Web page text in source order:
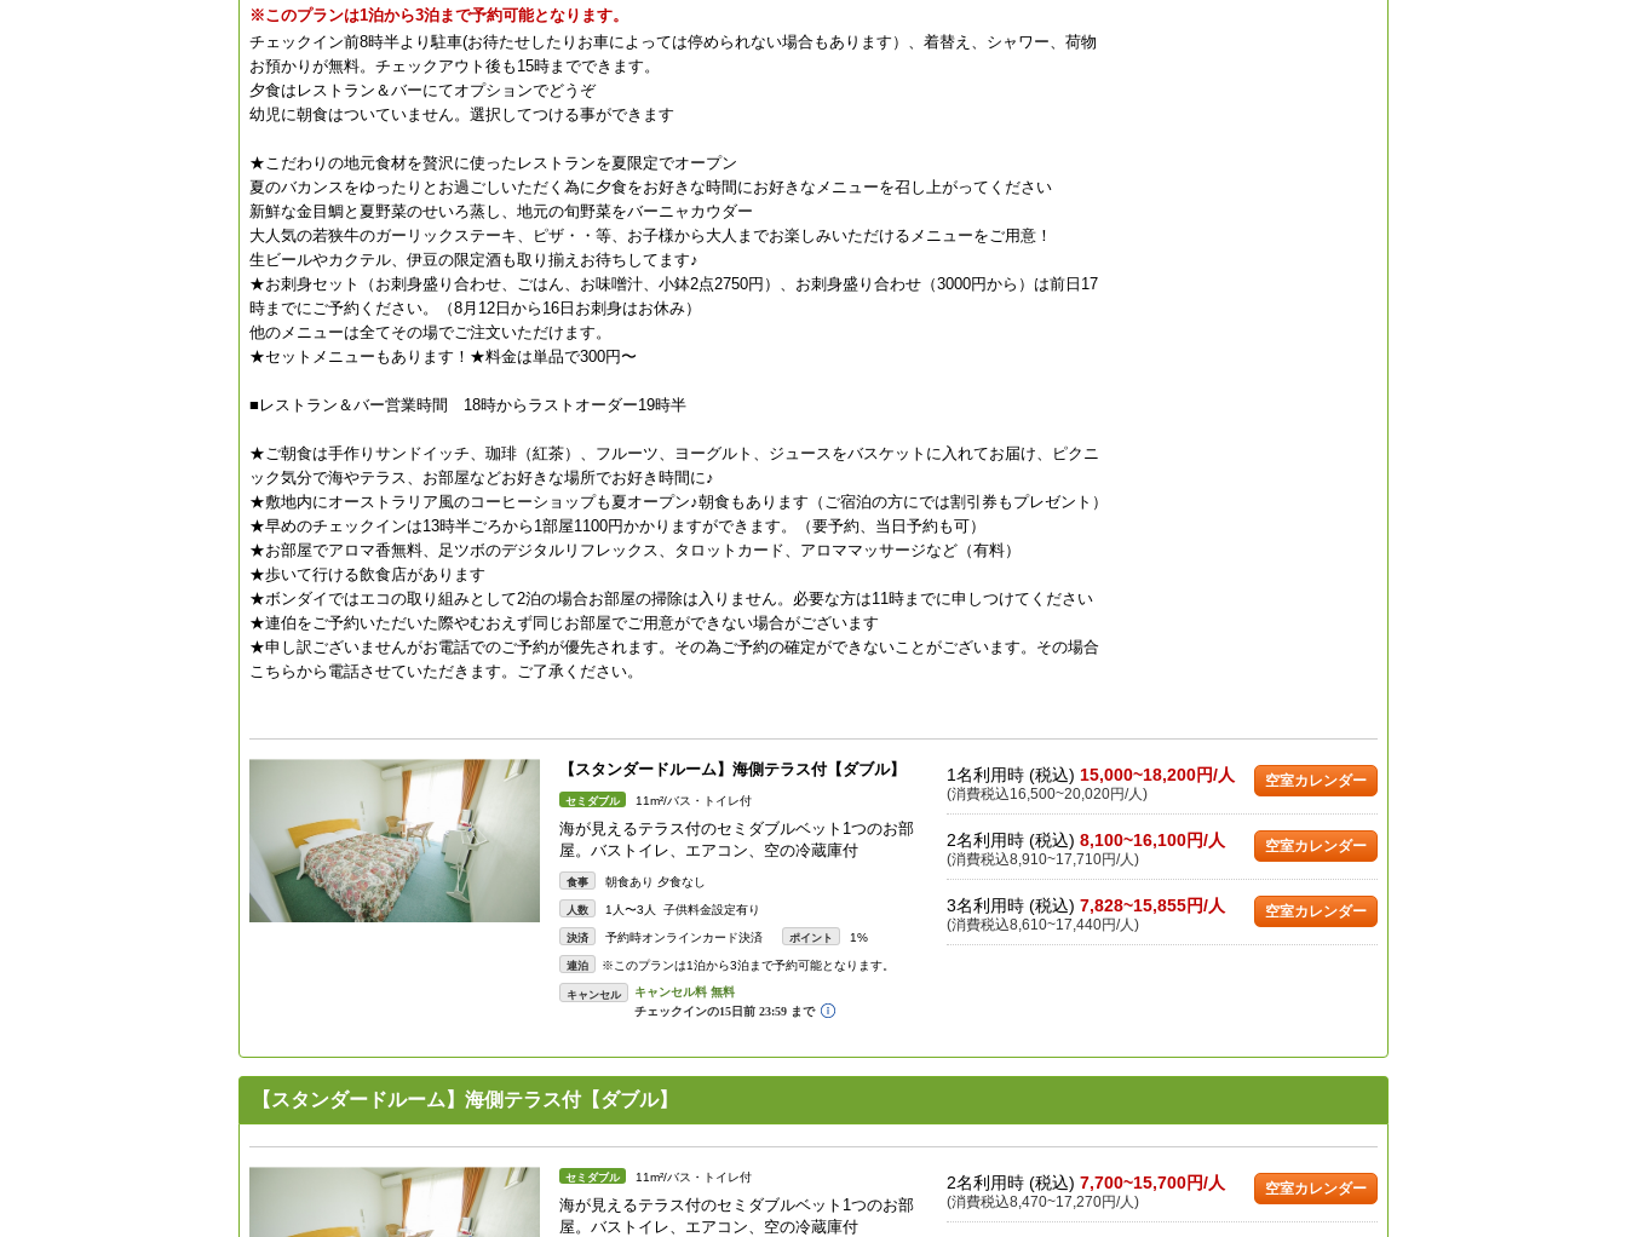
※このプランは1泊から3泊まで予約可能となります。
チェックイン前8時半より駐車(お待たせしたりお車によっては停められない場合もあります）、着替え、シャワー、荷物
お預かりが無料。チェックアウト後も15時までできます。
夕食はレストラン＆バーにてオプションでどうぞ
幼児に朝食はついていません。選択してつける事ができます
★こだわりの地元食材を贅沢に使ったレストランを夏限定でオープン
夏のバカンスをゆったりとお過ごしいただく為に夕食をお好きな時間にお好きなメニューを召し上がってください
新鮮な金目鯛と夏野菜のせいろ蒸し、地元の旬野菜をバーニャカウダー
大人気の若狭牛のガーリックステーキ、ピザ・・等、お子様から大人までお楽しみいただけるメニューをご用意！
生ビールやカクテル、伊豆の限定酒も取り揃えお待ちしてます♪
★お刺身セット（お刺身盛り合わせ、ごはん、お味噌汁、小鉢2点2750円）、お刺身盛り合わせ（3000円から）は前日17
時までにご予約ください。（8月12日から16日お刺身はお休み）
他のメニューは全てその場でご注文いただけます。
★セットメニューもあります！★料金は単品で300円〜
■レストラン＆バー営業時間 18時からラストオーダー19時半
★ご朝食は手作りサンドイッチ、珈琲（紅茶）、フルーツ、ヨーグルト、ジュースをバスケットに入れてお届け、ピクニ
ック気分で海やテラス、お部屋などお好きな場所でお好き時間に♪
★敷地内にオーストラリア風のコーヒーショップも夏オープン♪朝食もあります（ご宿泊の方にでは割引券もプレゼント）
★早めのチェックインは13時半ごろから1部屋1100円かかりますができます。（要予約、当日予約も可）
★お部屋でアロマ香無料、足ツボのデジタルリフレックス、タロットカード、アロママッサージなど（有料）
★歩いて行ける飲食店があります
★ボンダイではエコの取り組みとして2泊の場合お部屋の掃除は入りません。必要な方は11時までに申しつけてください
★連伯をご予約いただいた際やむおえず同じお部屋でご用意ができない場合がございます
★申し訳ございませんがお電話でのご予約が優先されます。その為ご予約の確定ができないことがございます。その場合
こちらから電話させていただきます。ご了承ください。
【スタンダードルーム】海側テラス付【ダブル】
セミダブル 11m²/バス・トイレ付
海が見えるテラス付のセミダブルベット1つのお部
屋。バストイレ、エアコン、空の冷蔵庫付
食事 朝食あり 夕食なし
人数 1人〜3人 子供料金設定有り
決済 予約時オンラインカード決済 ポイント 1%
連泊 ※このプランは1泊から3泊まで予約可能となります。
キャンセル
1名利用時 (税込) 15,000~18,200円/人
(消費税込16,500~20,020円/人)
空室カレンダー
2名利用時 (税込) 8,100~16,100円/人
(消費税込8,910~17,710円/人)
空室カレンダー
3名利用時 (税込) 7,828~15,855円/人
(消費税込8,610~17,440円/人)
空室カレンダー
【スタンダードルーム】海側テラス付【ダブル】
セミダブル 11m²/バス・トイレ付
海が見えるテラス付のセミダブルベット1つのお部
屋。バストイレ、エアコン、空の冷蔵庫付
2名利用時 (税込) 7,700~15,700円/人
(消費税込8,470~17,270円/人)
空室カレンダー